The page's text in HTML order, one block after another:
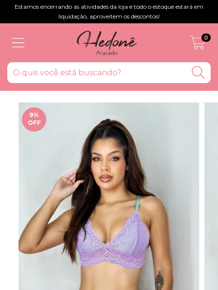
Estamos encerrando as atividades da loja e todo o estoque estará em
liquidação, aproveitem os descontos!
0
9%
OFF